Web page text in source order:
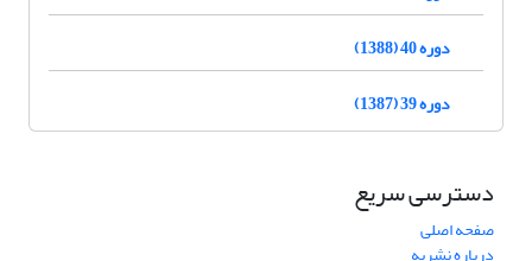
دوره 40 (1388)
دوره 39 (1387)
دسترسی سریع
صفحه اصلی
درباره نشریه